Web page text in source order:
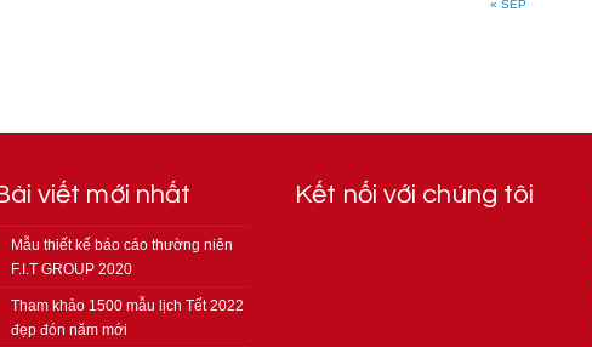
« SEP
viết mới nhất
Mẫu thiết kế báo cáo thường niên
F.I.T GROUP 2020
Tham khảo 1500 mẫu lịch Tết 2022
đẹp đón năm mới
Kết nối với chúng tôi